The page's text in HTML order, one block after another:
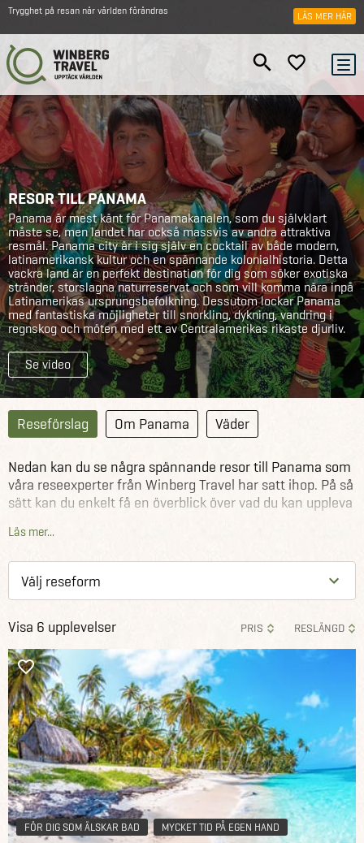
Trygghet på resan när världen förändras LÄS MER HÄR
RESOR TILL PANAMA
Panama är mest känt för Panamakanalen, som du självklart
måste se, men landet har också massvis av andra attraktiva
resmål. Panama city är i sig själv en cocktail av både modern,
latinamerikansk kultur och en spännande kolonialhistoria. Detta
vackra land är en perfekt destination för dig som söker exotiska
stränder, storslagna naturreservat och som vill komma nära inpå
Latinamerikas ursprungsbefolkning. Dessutom lockar Panama
med fantastiska möjligheter till snorkling, dykning, vandring i
regnskog och möten med ett av Centralamerikas rikaste djurliv.
Se video
Reseförslag Om Panama Väder
Nedan kan du se några spännande resor till Panama som
våra reseexperter från Winberg Travel har satt ihop. På så
sätt kan du enkelt få en överblick över vad du kan uppleva
att antingen köpa ett reseförslag exakt som det ser ut
eller använda dem som en utgångspunkt för din egen
Läs mer...
PRIS RESLÄNGD
Visa 6 upplevelser
FÖR DIG SOM ÄLSKAR BAD MYCKET TID PÅ EGEN HAND